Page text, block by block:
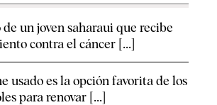
de un joven saharaui que recibe
contra el cáncer [...]
usado es la opción favorita de los
para renovar [...]